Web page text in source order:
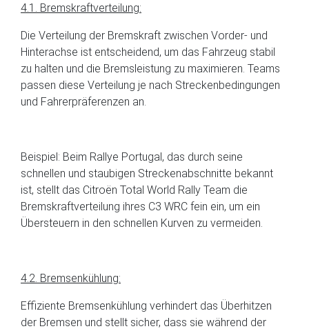
4.1. Bremskraftverteilung:
Die Verteilung der Bremskraft zwischen Vorder- und
Hinterachse ist entscheidend, um das Fahrzeug stabil
zu halten und die Bremsleistung zu maximieren. Teams
passen diese Verteilung je nach Streckenbedingungen
und Fahrerpräferenzen an.
Beispiel: Beim Rallye Portugal, das durch seine
schnellen und staubigen Streckenabschnitte bekannt
ist, stellt das Citroën Total World Rally Team die
Bremskraftverteilung ihres C3 WRC fein ein, um ein
Übersteuern in den schnellen Kurven zu vermeiden.
4.2. Bremsenkühlung:
Effiziente Bremsenkühlung verhindert das Überhitzen
der Bremsen und stellt sicher, dass sie während der